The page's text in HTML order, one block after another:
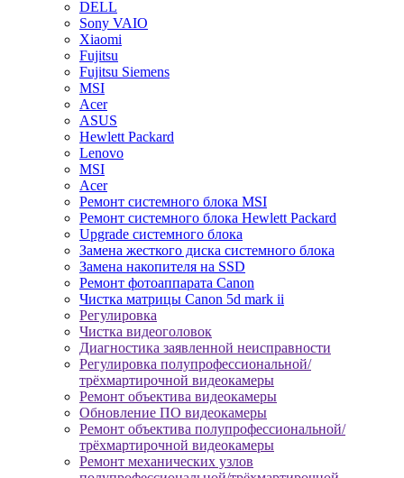
DELL
Sony VAIO
Xiaomi
Fujitsu
Fujitsu Siemens
MSI
Acer
ASUS
Hewlett Packard
Lenovo
MSI
Acer
Ремонт системного блока MSI
Ремонт системного блока Hewlett Packard
Upgrade системного блока
Замена жесткого диска системного блока
Замена накопителя на SSD
Ремонт фотоаппарата Canon
Чистка матрицы Canon 5d mark ii
Регулировка
Чистка видеоголовок
Диагностика заявленной неисправности
Регулировка полупрофессиональной/
трёхмартирочной видеокамеры
Ремонт объектива видеокамеры
Обновление ПО видеокамеры
Ремонт объектива полупрофессиональной/
трёхмартирочной видеокамеры
Ремонт механических узлов